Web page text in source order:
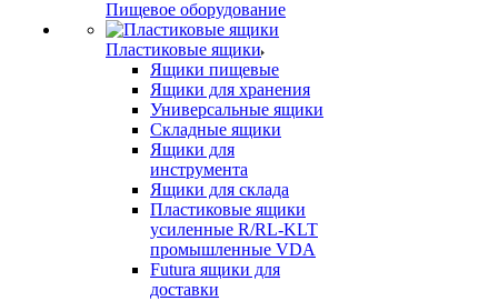
Пищевое оборудование
Пластиковые ящики
Ящики пищевые
Ящики для хранения
Универсальные ящики
Складные ящики
Ящики для
инструмента
Ящики для склада
Пластиковые ящики
усиленные R/RL-KLT
промышленные VDA
Futura ящики для
доставки